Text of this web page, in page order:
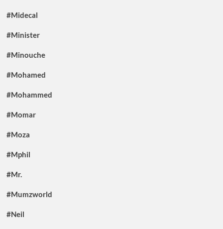
#Midecal
#Minister
#Minouche
#Mohamed
#Mohammed
#Momar
#Moza
#Mphil
#Mr.
#Mumzworld
#Neil